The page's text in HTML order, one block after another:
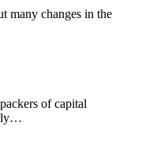
many changes in the
of capital